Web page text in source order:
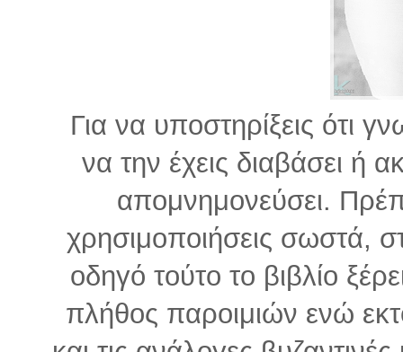
Για να υποστηρίξεις ότι
να την έχεις διαβάσει ή
απομνημονεύσει.
χρησιμοποιήσεις σωστά,
οδηγό τούτο το βιβλίο
πλήθος παροιμιών ενώ